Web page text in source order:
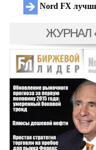
Nord FX
ЖУРНАЛ